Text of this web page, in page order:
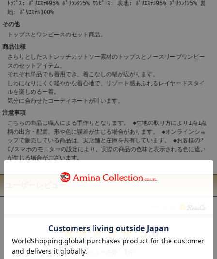
ﾄｯﾌﾟｽ: ﾎﾟﾘｴｽﾃﾙ95% ﾎﾟﾘｳﾚﾀﾝ5% ﾜﾝﾋﾟｰｽ: 表地: ﾎﾟﾘｴｽﾃﾙ95% ﾎﾟﾘｳﾚﾀﾝ5% 裏
地: ﾎﾟﾘｴｽﾃﾙ100%
その他
トップスとワンピースのセット商品。
商品仕様
さらりとしたストレッチカットソー素材のトップスとノースリーブワンピー
スのセットアイテム。
それぞれ単品でも着用でき、着こなしの幅が広がります。
しわになりにくく軽やかな着心地で、リゾート感あふれるレイヤードスタイ
ルを楽しめる一着。
気分に合わせたコーディネートが叶います。
注意事項
こちらの商品は職人による手作りとなります。 ◆生地の取り方により1点1点
柄の出方・配置、形や色に誤差が生じる場合があります。 ◆オンラインショ
ップで販売している商品は、実店舗と在庫を共有しています。 ◆お客様のP
C/スマホのモニターの設定により、実際の商品の色味と表示される色に違い
が生じる場合がございます。
ユーザーレビュー
5.0
レビュー件数：